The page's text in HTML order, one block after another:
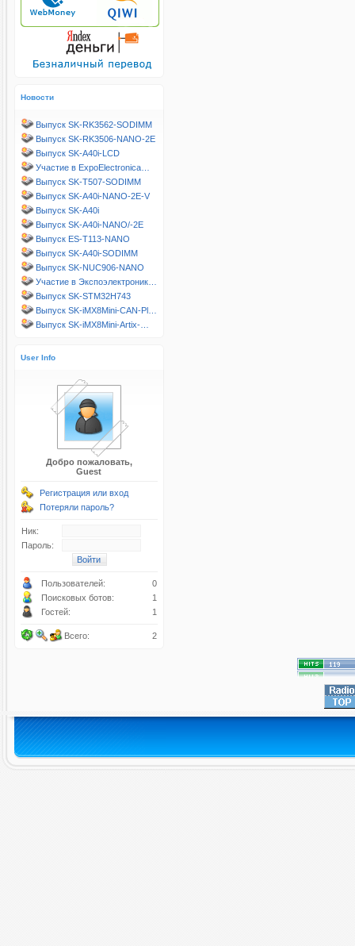
Новости
Выпуск SK-RK3562-SODIMM
Выпуск SK-RK3506-NANO-2E
Выпуск SK-A40i-LCD
Участие в ExpoElectronica…
Выпуск SK-T507-SODIMM
Выпуск SK-A40i-NANO-2E-V
Выпуск SK-A40i
Выпуск SK-A40i-NANO/-2E
Выпуск ES-T113-NANO
Выпуск SK-A40i-SODIMM
Выпуск SK-NUC906-NANO
Участие в Экспоэлектроник…
Выпуск SK-STM32H743
Выпуск SK-iMX8Mini-CAN-Pl…
Выпуск SK-iMX8Mini-Artix-…
User Info
Добро пожаловать,
Guest
Регистрация или вход
Потеряли пароль?
Ник:
Пароль:
Пользователей:
0
Поисковых ботов:
1
Гостей:
1
Всего: 2